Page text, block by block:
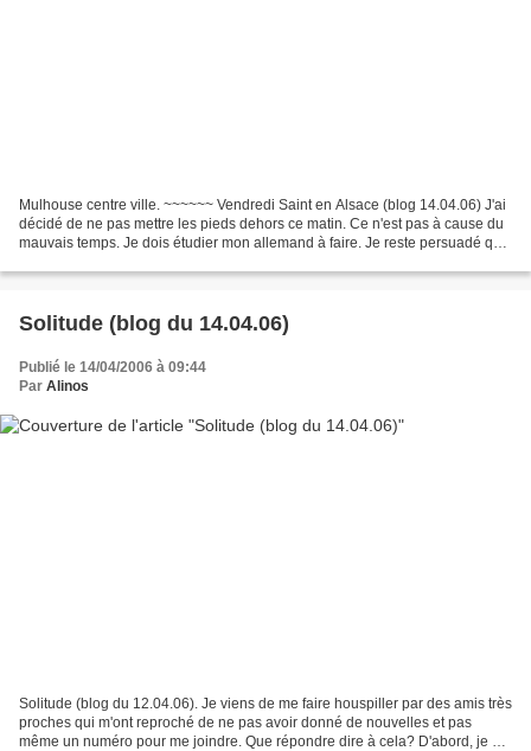
Mulhouse centre ville. ~~~~~~ Vendredi Saint en Alsace (blog 14.04.06) J'ai
décidé de ne pas mettre les pieds dehors ce matin. Ce n'est pas à cause du
mauvais temps. Je dois étudier mon allemand à faire. Je reste persuadé que
Solitude (blog du 14.04.06)
Publié le 14/04/2006 à 09:44
Par Alinos
Solitude (blog du 12.04.06). Je viens de me faire houspiller par des amis très
proches qui m'ont reproché de ne pas avoir donné de nouvelles et pas
même un numéro pour me joindre. Que répondre dire à cela? D'abord, je me